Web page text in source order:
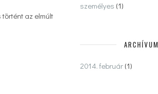
az elmúlt
személyes (1)
ARCHÍVUM
2014. február(1)